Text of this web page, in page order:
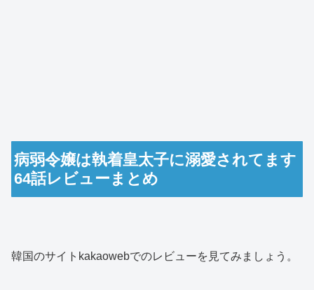
病弱令嬢は執着皇太子に溺愛されてます
64話レビューまとめ
韓国のサイトkakaowebでのレビューを見てみましょう。